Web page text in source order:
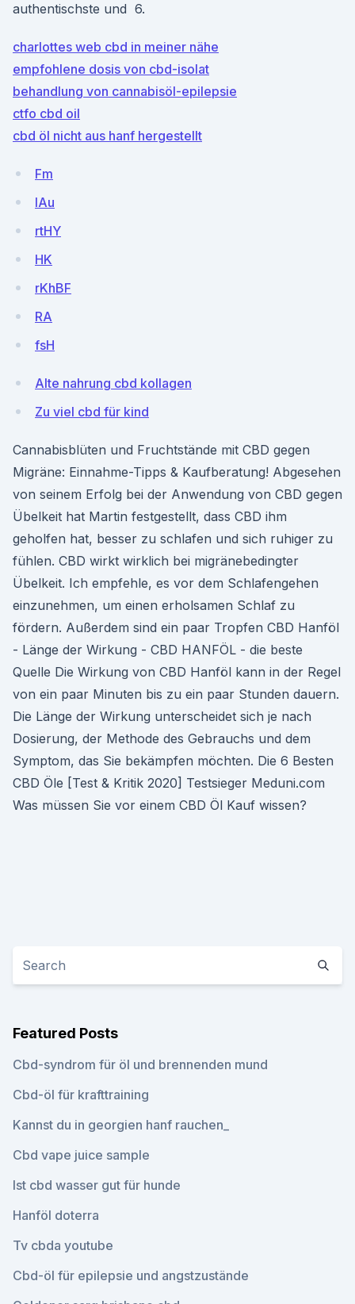
authentischste und 6.
charlottes web cbd in meiner nähe
empfohlene dosis von cbd-isolat
behandlung von cannabisöl-epilepsie
ctfo cbd oil
cbd öl nicht aus hanf hergestellt
Fm
lAu
rtHY
HK
rKhBF
RA
fsH
Alte nahrung cbd kollagen
Zu viel cbd für kind
Cannabisblüten und Fruchtstände mit CBD gegen
Migräne: Einnahme-Tipps & Kaufberatung! Abgesehen
von seinem Erfolg bei der Anwendung von CBD gegen
Übelkeit hat Martin festgestellt, dass CBD ihm
geholfen hat, besser zu schlafen und sich ruhiger zu
fühlen. CBD wirkt wirklich bei migränebedingter
Übelkeit. Ich empfehle, es vor dem Schlafengehen
einzunehmen, um einen erholsamen Schlaf zu
fördern. Außerdem sind ein paar Tropfen CBD Hanföl
- Länge der Wirkung - CBD HANFÖL - die beste
Quelle Die Wirkung von CBD Hanföl kann in der Regel
von ein paar Minuten bis zu ein paar Stunden dauern.
Die Länge der Wirkung unterscheidet sich je nach
Dosierung, der Methode des Gebrauchs und dem
Symptom, das Sie bekämpfen möchten. Die 6 Besten
CBD Öle [Test & Kritik 2020] Testsieger Meduni.com
Was müssen Sie vor einem CBD Öl Kauf wissen?
Featured Posts
Cbd-syndrom für öl und brennenden mund
Cbd-öl für krafttraining
Kannst du in georgien hanf rauchen_
Cbd vape juice sample
Ist cbd wasser gut für hunde
Hanföl doterra
Tv cbda youtube
Cbd-öl für epilepsie und angstzustände